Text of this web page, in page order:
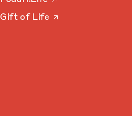
Gift of Life